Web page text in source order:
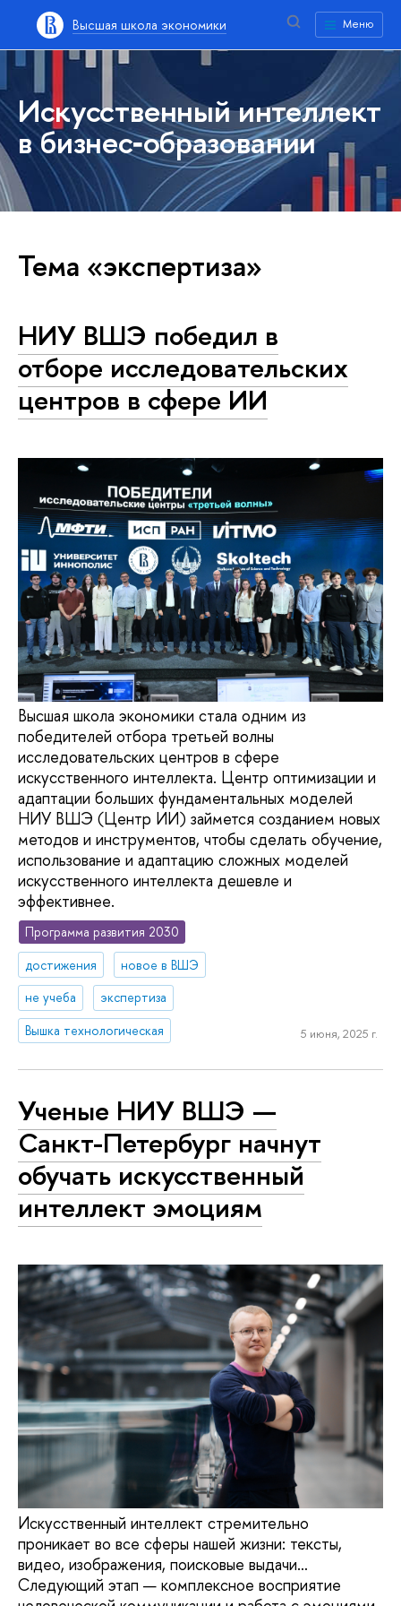
Высшая школа экономики Меню
Искусственный интеллект
в бизнес‑образовании
Тема «экспертиза»
НИУ ВШЭ победил в
отборе исследовательских
центров в сфере ИИ
Высшая школа экономики стала одним из
победителей отбора третьей волны
исследовательских центров в сфере
искусственного интеллекта. Центр оптимизации и
адаптации больших фундаментальных моделей
НИУ ВШЭ (Центр ИИ) займется созданием новых
методов и инструментов, чтобы сделать обучение,
использование и адаптацию сложных моделей
искусственного интеллекта дешевле и
эффективнее.
Программа развития 2030
достижения
новое в ВШЭ
не учеба
экспертиза
Вышка технологическая
5 июня, 2025 г.
Ученые НИУ ВШЭ —
Санкт-Петербург начнут
обучать искусственный
интеллект эмоциям
Искусственный интеллект стремительно
проникает во все сферы нашей жизни: тексты,
видео, изображения, поисковые выдачи…
Следующий этап — комплексное восприятие